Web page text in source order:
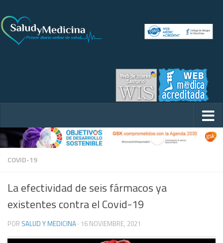
COVID-19
La efectividad de seis fármacos ya
existentes contra el Covid-19
POR SALUD Y MEDICINA · 16 NOVIEMBRE, 2021